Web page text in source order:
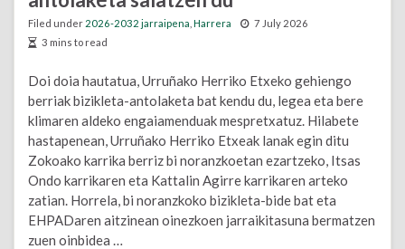
Filed under 2026-2032 jarraipena Harrera
7 July 2026
3 mins to read
Doi doia hautatua, Urruñako Herriko Etxeko gehiengo
berriak bizikleta-antolaketa bat kendu du, legea eta bere
klimaren aldeko engaiamenduak mespretxatuz. Hilabete
hastapenean, Urruñako Herriko Etxeak lanak egin ditu
Zokoako karrika berriz bi noranzkoetan ezartzeko, Itsas
Ondo karrikaren eta Kattalin Agirre karrikaren arteko
zatian. Horrela, bi noranzkoko bizikleta-bide bat eta
EHPADaren aitzinean oinezkoen jarraikitasuna bermatzen
zuen oinbidea …